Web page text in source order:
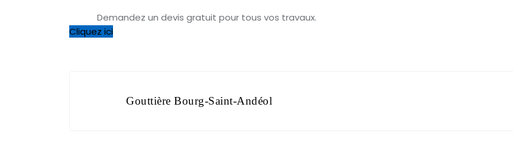
Demandez un devis gratuit pour tous vos travaux.
Cliquez ici
Navigation
Gouttière Bourg-Saint-Andéol